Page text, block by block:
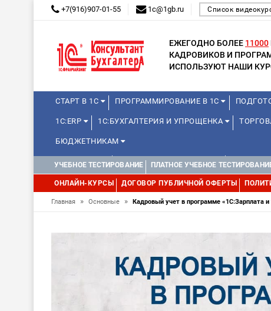
+7(916)907-01-55 1c@1gb.ru Список
ЕЖЕГОДНО БОЛЕЕ 11000
КАДРОВИКОВ И
ИСПОЛЬЗУЮТ НАШИ
СТАРТ В 1С ПРОГРАММИРОВАНИЕ В 1С
1С:ERP 1С:БУХГАЛТЕРИЯ И УПРОЩЕНКА
БЮДЖЕТНИКАМ
МИНИ-КУРСЫ КУРСЫ ДЛЯ ШКОЛЬНИКОВ КУРСЫ
УПРАВЛЕНИЕ ПРОЕКТАМИ УПРАВЛЕНЦАМ МИНИ-
УЧЕБНОЕ ТЕСТИРОВАНИЕ ПЛАТНОЕ УЧЕБНОЕ
ОНЛАЙН-КУРСЫ ДОГОВОР ПУБЛИЧНОЙ ОФЕРТЫ
Главная » Основные » Кадровый учет в программе «1С:Зарплата